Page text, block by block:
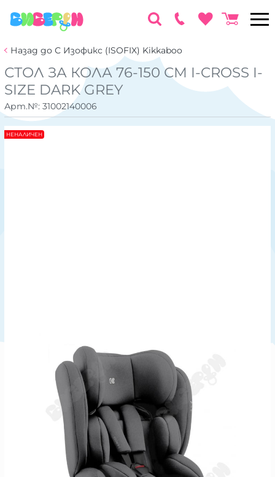
Назад до С Изофикс (ISOFIX) Kikkaboo
СТОЛ ЗА КОЛА 76-150 СМ I-CROSS I-
SIZE DARK GREY
Арт.№: 31002140006
НЕНАЛИЧЕН